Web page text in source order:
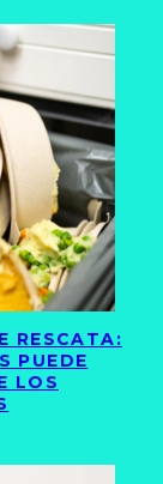
RESCATA:
PUEDE
LOS